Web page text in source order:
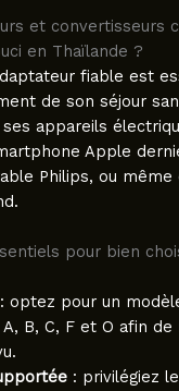
et convertisseurs
en Thaïlande ?
fiable est
de son séjour
appareils
Apple
Philips, ou même
pour bien
: optez pour un
B, C, F et O afin
: privilégiez